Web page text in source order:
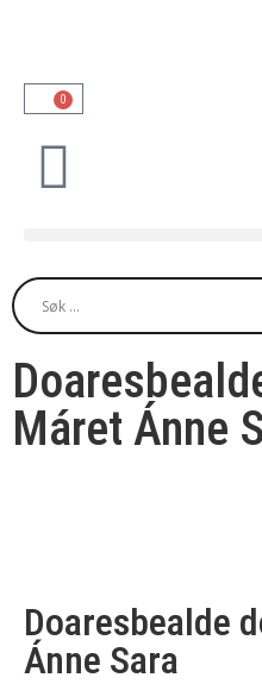
0
Máret Ánne
Doaresbealde
Ánne Sara